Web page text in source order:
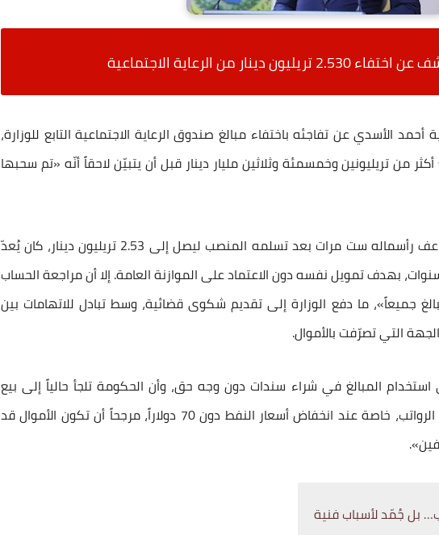
دينار من الرعاية الاجتماعية
الأسدي عن تفاجئه باختفاء مبالغ صندوق الرعاية الاجتماعية التابع للوزارة،
من تريليونين وخمسمئة وثلاثين مليار دينار قبل أن يتبيّن لاحقاً أنّه «تم سحبها
وقال الأسدي إن الصندوق، الذي تضاعف رأسماله ست مرات بعد تسلمه المنصب ليصل إلى 2.53 تريليون دينار، كان يُعدّ
بهدف تمويل نفسه دون الاعتماد على الموازنة العامة. إلا أن مراجعة الحساب
ما دفع الوزارة إلى تقديم شكوى قضائية، وسط تبادل للاتهامات بين
التي تصرّفت بالأموال.
استخدام المبالغ في شراء سندات دون وجه حق، وأن الحكومة تلجأ حالياً إلى بيع
السندات شهرياً لضمان استمرار دفع الرواتب، خاصة عند انخفاض أسعار النفط دون 70 دولاراً، مرجحاً أن تكون الأموال قد
بل جُمّد لأسباب فنية